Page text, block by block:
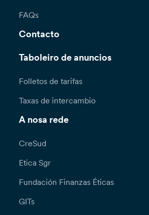
FAQs
Contacto
Taboleiro de anuncios
Folletos de tarifas
Taxas de intercambio
A nosa rede
CreSud
Etica Sgr
Fundación Finanzas Éticas
GITs